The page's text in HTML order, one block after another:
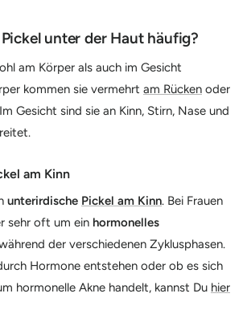
unter der Haut häufig?
am Körper als auch im Gesicht
kommen sie vermehrt am Rücken oder
Gesicht sind sie an Kinn, Stirn, Nase und
am Kinn
unterirdische Pickel am Kinn. Bei Frauen
sehr oft um ein hormonelles
der verschiedenen Zyklusphasen.
Hormone entstehen oder ob es sich
hormonelle Akne handelt, kannst Du hier